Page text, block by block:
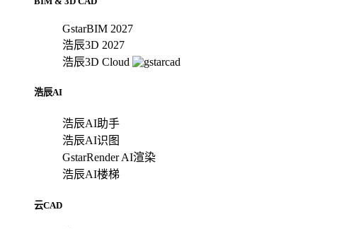
GstarBIM 2027
浩辰3D 2027
浩辰3D Cloud
浩辰AI
浩辰AI助手
浩辰AI识图
GstarRender AI渲染
浩辰AI楼梯
云CAD